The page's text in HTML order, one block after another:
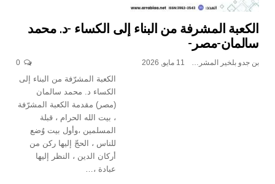
الكعبة المشرفة من البناء إلى الكساء -د. محمد
سالمان-مصر-
11 مايو, 2026
الكعبة المشرّفة من البناء إلى
الكساء د. محمد سالمان
(مصر) مقدمة الكعبة المشرّفة
، بيت الله الحرام ، قبلة
المسلمين ،وأول بيت وُضع
للناس ، الحجّ إليها ركن من
أركان الدين ، النظر إليها
عبادة ،…